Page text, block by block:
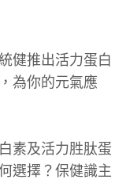
健推出活力蛋白
為你的元氣應
素及活力胜肽蛋
選擇？保健識主